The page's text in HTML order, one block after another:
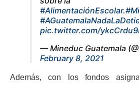
#AlimentaciónEscolar.
pic.twitter.com/
— Mineduc Guatemala
February 8, 2021
Además, con los fondos